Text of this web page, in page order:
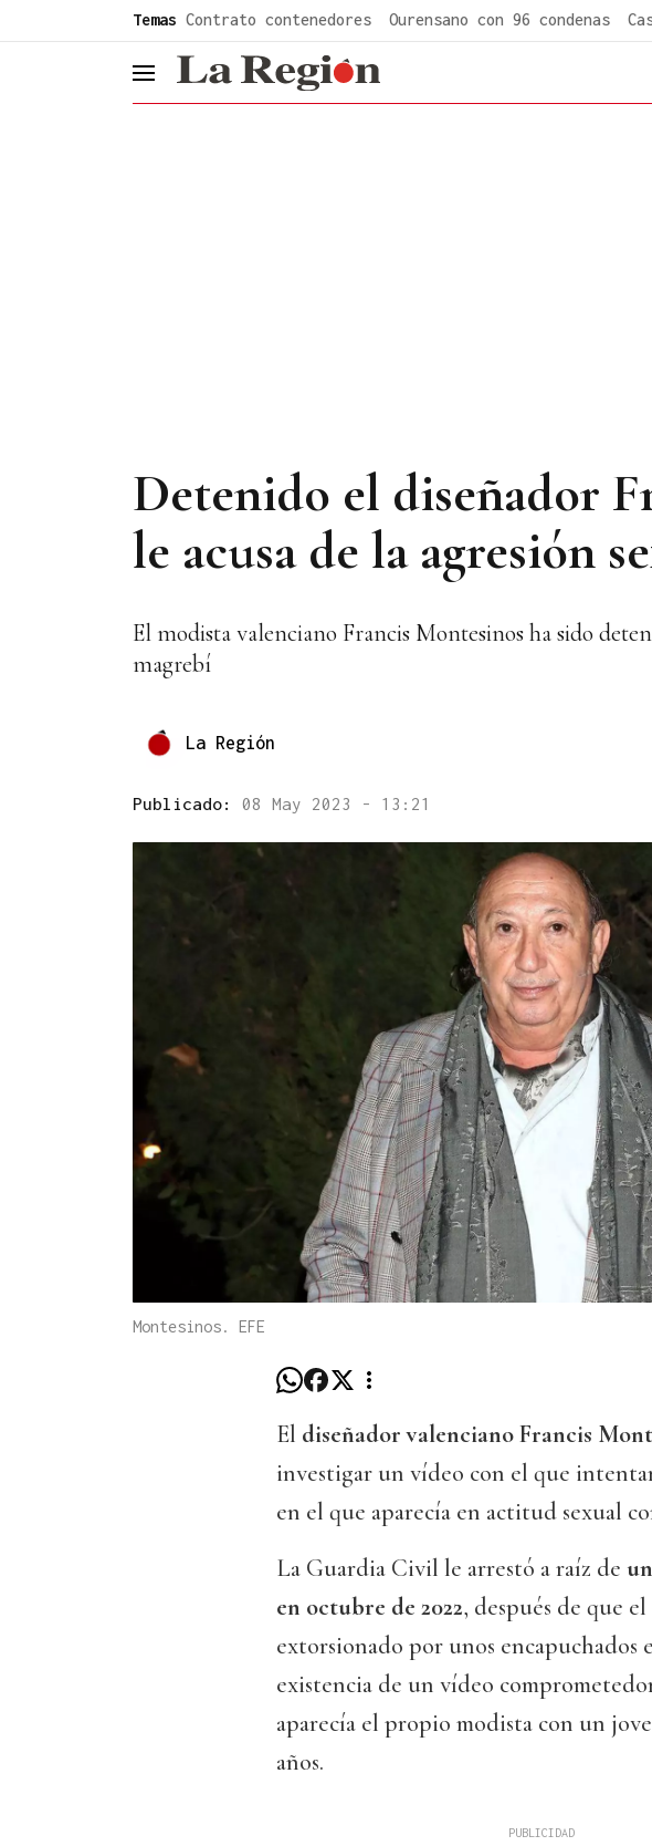
Temas Contrato contenedores Ourensano con 96 condenas
header.menu.open
Detenido el diseñador
le acusa de la agresión
El modista valenciano Francis Montesinos ha sido
magrebí
La Región
Publicado: 08 May 2023 - 13:21
Montesinos. EFE
El diseñador valenciano Francis
investigar un vídeo con el que
en el que aparecía en actitud sexual
La Guardia Civil le arrestó a raíz de
en octubre de 2022, después de que
extorsionado por unos
existencia de un vídeo
aparecía el propio modista con un
años.